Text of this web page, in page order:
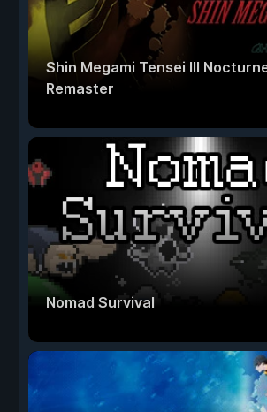
Shin Megami Tensei III
Remaster
Nomad Survival